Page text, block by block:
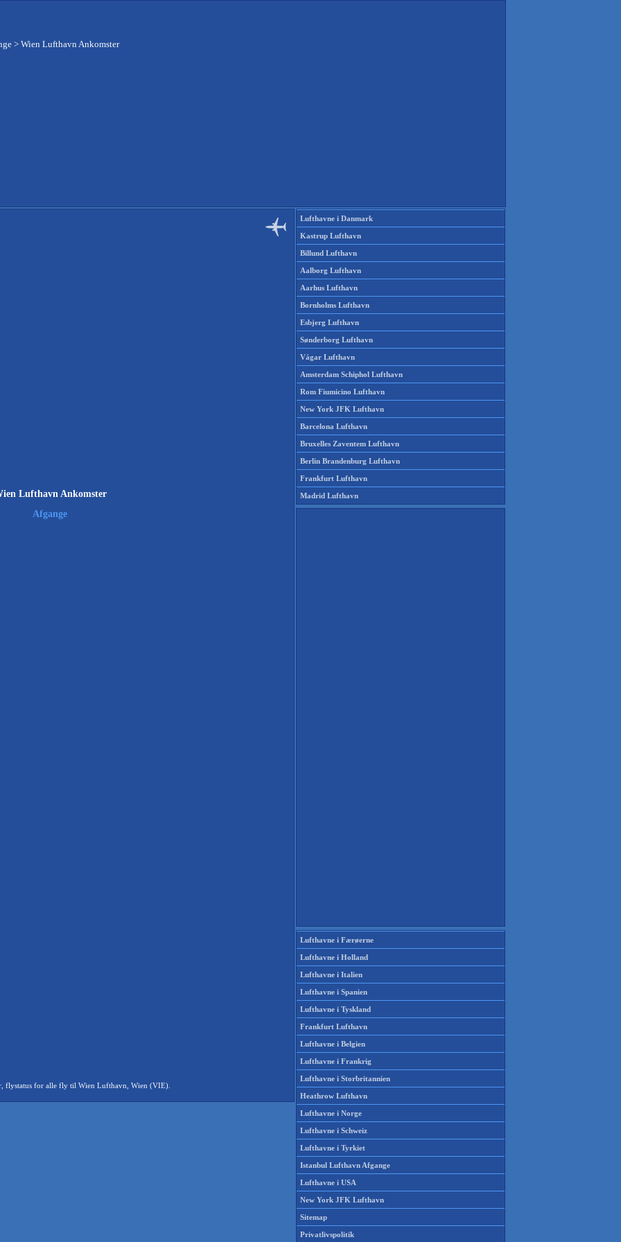
> Wien Lufthavn Ankomster
Lufthavn Ankomster
Afgange
flystatus for alle fly til Wien Lufthavn, Wien (VIE).
Lufthavne i Danmark
Kastrup Lufthavn
Billund Lufthavn
Aalborg Lufthavn
Aarhus Lufthavn
Bornholms Lufthavn
Esbjerg Lufthavn
Sønderborg Lufthavn
Vágar Lufthavn
Amsterdam Schiphol Lufthavn
Rom Fiumicino Lufthavn
New York JFK Lufthavn
Barcelona Lufthavn
Bruxelles Zaventem Lufthavn
Berlin Brandenburg Lufthavn
Frankfurt Lufthavn
Madrid Lufthavn
Lufthavne i Færøerne
Lufthavne i Holland
Lufthavne i Italien
Lufthavne i Spanien
Lufthavne i Tyskland
Frankfurt Lufthavn
Lufthavne i Belgien
Lufthavne i Frankrig
Lufthavne i Storbritannien
Heathrow Lufthavn
Lufthavne i Norge
Lufthavne i Schweiz
Lufthavne i Tyrkiet
Istanbul Lufthavn Afgange
Lufthavne i USA
New York JFK Lufthavn
Sitemap
Privatlivspolitik